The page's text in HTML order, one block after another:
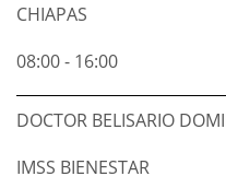
CHIAPAS
08:00 - 16:00
DOCTOR BELISARIO
IMSS BIENESTAR